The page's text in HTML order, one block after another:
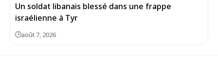
Un soldat libanais blessé dans une frappe
israélienne à Tyr
août 7, 2026